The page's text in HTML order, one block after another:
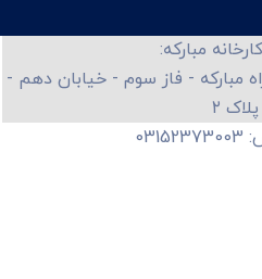
مبارکه:
مبارکه - فاز سوم - خیابان دهم -
پلاک ۲